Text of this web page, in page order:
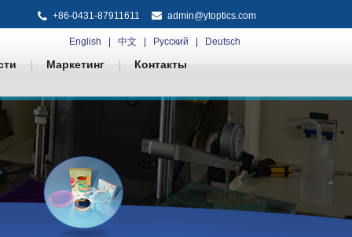
+86-0431-87911611 admin@ytoptics.com
English 中文 Русский Deutsch
Маркетинг Контакты